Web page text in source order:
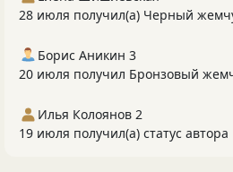
28 июля получил(а) Черный
Борис Аникин 3
20 июля получил Бронзовый
Илья Колоянов 2
19 июля получил(а) статус автора